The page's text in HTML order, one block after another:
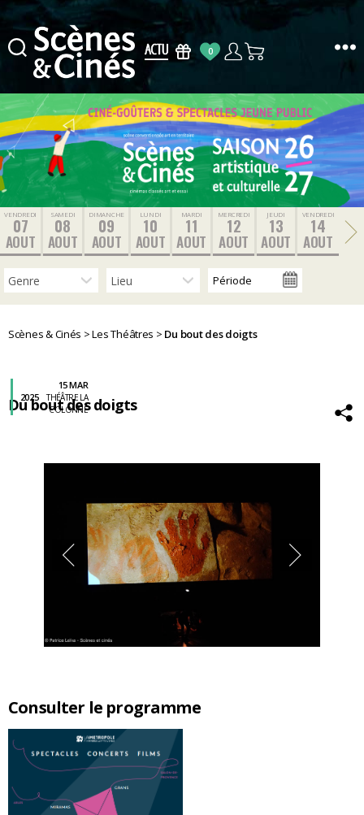
&
Cinés
0
VENDREDI
07
AOUT
SAMEDI
08
AOUT
DIMANCHE
09
AOUT
LUNDI
10
AOUT
MARDI
11
AOUT
MERCREDI
12
AOUT
JEUDI
13
AOUT
VENDREDI
14
AOUT
Scènes & Cinés >Les Théâtres > Du bout des doigts
Consulter le programme
Du bout des doigts
15 MAR
2025
THÉÂTRE LA
COLONNE